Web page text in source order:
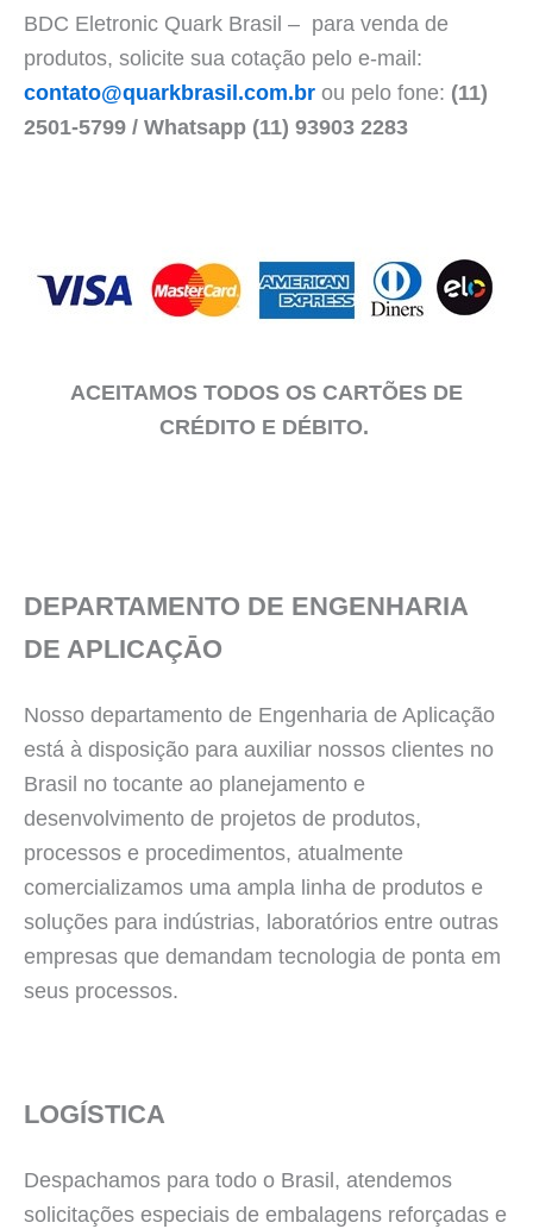
BDC Eletronic Quark Brasil – para venda de
produtos, solicite sua cotação pelo e-mail:
contato@quarkbrasil.com.br ou pelo fone: (11)
2501-5799 / Whatsapp (11) 93903 2283
ACEITAMOS TODOS OS CARTÕES DE
CRÉDITO E DÉBITO.
DEPARTAMENTO DE ENGENHARIA
DE APLICAÇĀO
Nosso departamento de Engenharia de Aplicação
está à disposição para auxiliar nossos clientes no
Brasil no tocante ao planejamento e
desenvolvimento de projetos de produtos,
processos e procedimentos, atualmente
comercializamos uma ampla linha de produtos e
soluções para indústrias, laboratórios entre outras
empresas que demandam tecnologia de ponta em
seus processos.
LOGÍSTICA
Despachamos para todo o Brasil, atendemos
solicitações especiais de embalagens reforçadas e